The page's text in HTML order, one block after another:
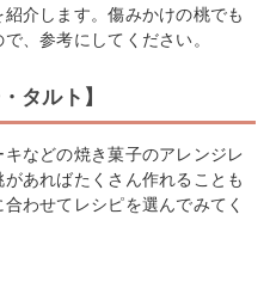
介します。傷みかけの桃でも
、参考にしてください。
タルト】
などの焼き菓子のアレンジレ
あればたくさん作れることも
わせてレシピを選んでみてく